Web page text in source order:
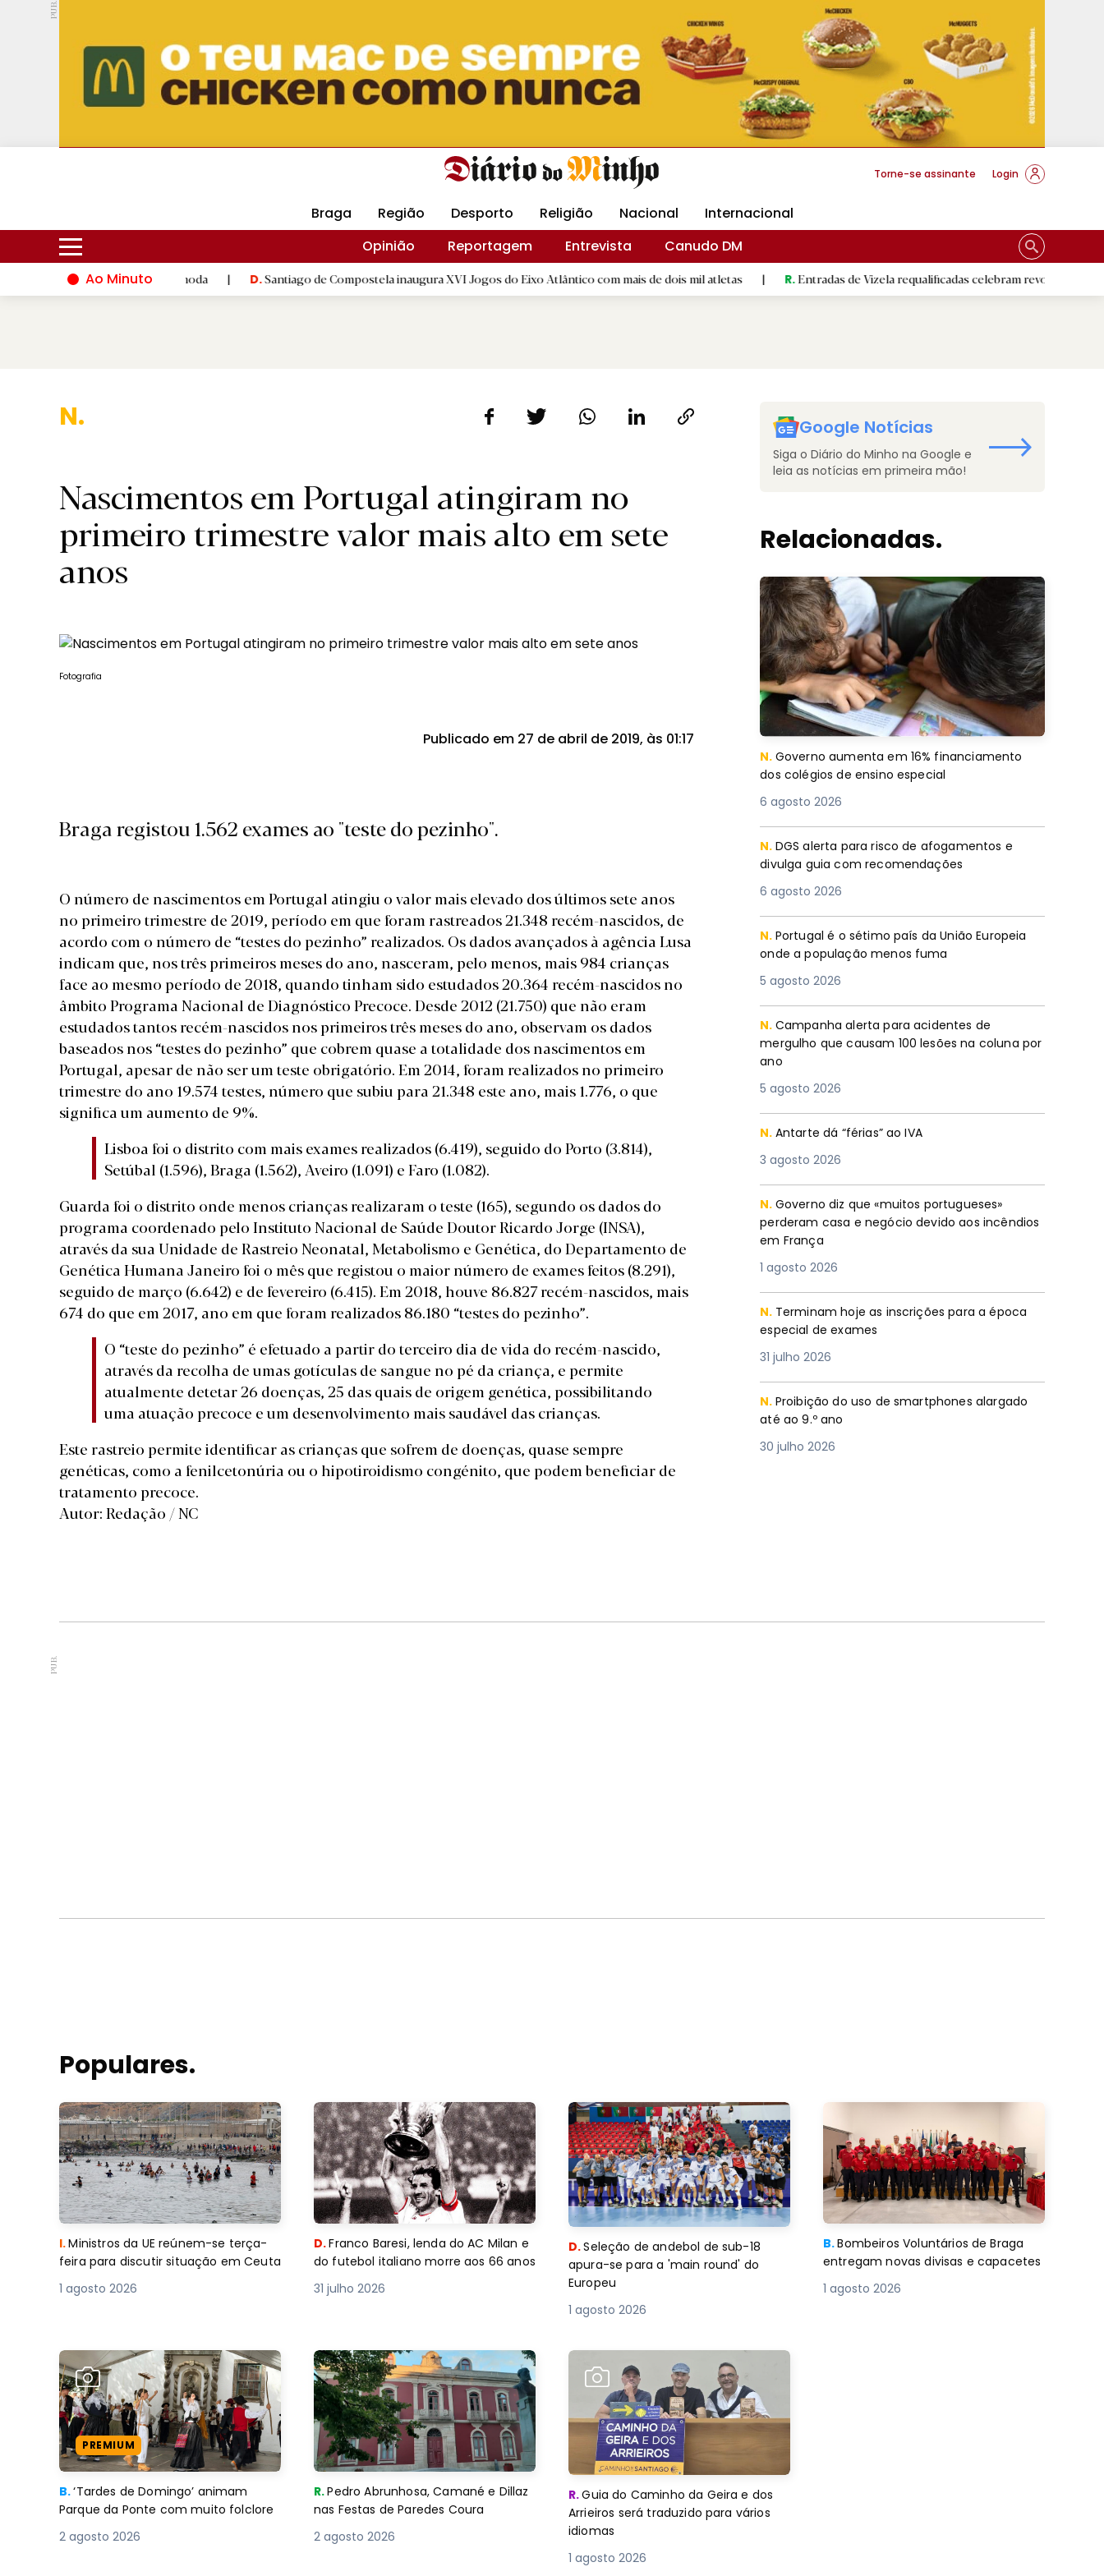
PUB.
Hoje 16ºC 30ºC DMtv Revista Minha Gráfica DM Livraria DM Arquidiocese Braga
Torne-se assinante Login
Braga Região Desporto Religião Nacional
Internacional
Opinião
Reportagem Entrevista
Canudo DM
Ao Minuto
do mundo da moda D.Santiago de Compostela inaugura XVI Jogos do Eixo Atlântico com mais de dois mil atletas | R.Entradas de Vizela requalificadas celebram revolução do 5 de Agosto
Nac
Nascimentos em Portugal atingiram no
primeiro trimestre valor mais alto em sete
anos
Fotografia
Publicado em 27 de abril de 2019, às 01:17
Braga registou 1.562 exames ao "teste do pezinho".
O número de nascimentos em Portugal atingiu o valor mais elevado dos últimos sete anos
no primeiro trimestre de 2019, período em que foram rastreados 21.348 recém-nascidos, de
acordo com o número de “testes do pezinho” realizados. Os dados avançados à agência Lusa
indicam que, nos três primeiros meses do ano, nasceram, pelo menos, mais 984 crianças
face ao mesmo período de 2018, quando tinham sido estudados 20.364 recém-nascidos no
âmbito Programa Nacional de Diagnóstico Precoce. Desde 2012 (21.750) que não eram
estudados tantos recém-nascidos nos primeiros três meses do ano, observam os dados
baseados nos “testes do pezinho” que cobrem quase a totalidade dos nascimentos em
Portugal, apesar de não ser um teste obrigatório. Em 2014, foram realizados no primeiro
trimestre do ano 19.574 testes, número que subiu para 21.348 este ano, mais 1.776, o que
significa um aumento de 9%.
Lisboa foi o distrito com mais exames realizados (6.419), seguido do Porto (3.814),
Setúbal (1.596), Braga (1.562), Aveiro (1.091) e Faro (1.082).
Guarda foi o distrito onde menos crianças realizaram o teste (165), segundo os dados do
programa coordenado pelo Instituto Nacional de Saúde Doutor Ricardo Jorge (INSA),
através da sua Unidade de Rastreio Neonatal, Metabolismo e Genética, do Departamento de
Genética Humana Janeiro foi o mês que registou o maior número de exames feitos (8.291),
seguido de março (6.642) e de fevereiro (6.415). Em 2018, houve 86.827 recém-nascidos, mais
674 do que em 2017, ano em que foram realizados 86.180 “testes do pezinho”.
O “teste do pezinho” é efetuado a partir do terceiro dia de vida do recém-nascido,
através da recolha de umas gotículas de sangue no pé da criança, e permite
atualmente detetar 26 doenças, 25 das quais de origem genética, possibilitando
uma atuação precoce e um desenvolvimento mais saudável das crianças.
Este rastreio permite identificar as crianças que sofrem de doenças, quase sempre
genéticas, como a fenilcetonúria ou o hipotiroidismo congénito, que podem beneficiar de
tratamento precoce.
Autor: Redação / NC
Google Notícias
Siga o Diário do Minho na Google e
leia as notícias em primeira mão!
Relacionadas.
N. Governo aumenta em 16% financiamento
dos colégios de ensino especial
6 agosto 2026
N. DGS alerta para risco de afogamentos e
divulga guia com recomendações
6 agosto 2026
N. Portugal é o sétimo país da União Europeia
onde a população menos fuma
5 agosto 2026
N. Campanha alerta para acidentes de
mergulho que causam 100 lesões na coluna por
ano
5 agosto 2026
N. Antarte dá “férias” ao IVA
3 agosto 2026
N. Governo diz que «muitos portugueses»
perderam casa e negócio devido aos incêndios
em França
1 agosto 2026
N. Terminam hoje as inscrições para a época
especial de exames
31 julho 2026
N. Proibição do uso de smartphones alargado
até ao 9.º ano
30 julho 2026
PUB.
Populares.
I.Ministros da UE reúnem-se terça-
feira para discutir situação em Ceuta
1 agosto 2026
D.Franco Baresi, lenda do AC Milan e
do futebol italiano morre aos 66 anos
31 julho 2026
D.Seleção de andebol de sub-18
apura-se para a 'main round' do
Europeu
1 agosto 2026
B.Bombeiros Voluntários de Braga
entregam novas divisas e capacetes
1 agosto 2026
PREMIUM
B.‘Tardes de Domingo’ animam
Parque da Ponte com muito folclore
2 agosto 2026
R.Pedro Abrunhosa, Camané e Dillaz
nas Festas de Paredes Coura
2 agosto 2026
R.Guia do Caminho da Geira e dos
Arrieiros será traduzido para vários
idiomas
1 agosto 2026